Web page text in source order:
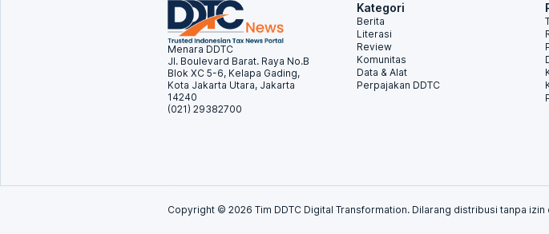
Menara DDTC
Jl. Boulevard Barat. Raya No.B
Blok XC 5-6, Kelapa Gading,
Kota Jakarta Utara, Jakarta
14240
(021) 29382700
Kategori
Berita
Literasi
Review
Komunitas
Data & Alat
Perpajakan DDTC
Copyright © 2026 Tim DDTC Digital Transformation. Dilarang distribusi tanpa izin